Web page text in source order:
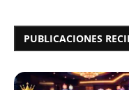
PUBLICACIONES